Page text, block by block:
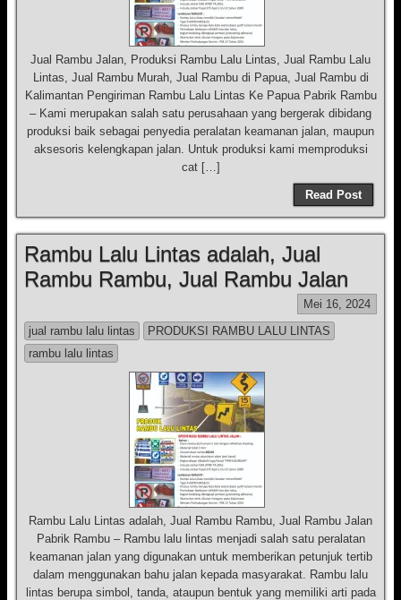
Jual Rambu Jalan, Produksi Rambu Lalu Lintas, Jual Rambu Lalu
Lintas, Jual Rambu Murah, Jual Rambu di Papua, Jual Rambu di
Kalimantan Pengiriman Rambu Lalu Lintas Ke Papua Pabrik Rambu
– Kami merupakan salah satu perusahaan yang bergerak dibidang
produksi baik sebagai penyedia peralatan keamanan jalan, maupun
aksesoris kelengkapan jalan. Untuk produksi kami memproduksi
cat […]
Read Post
Rambu Lalu Lintas adalah, Jual
Rambu Rambu, Jual Rambu Jalan
Mei 16, 2024
jual rambu lalu lintas
PRODUKSI RAMBU LALU LINTAS
rambu lalu lintas
Rambu Lalu Lintas adalah, Jual Rambu Rambu, Jual Rambu Jalan
Pabrik Rambu – Rambu lalu lintas menjadi salah satu peralatan
keamanan jalan yang digunakan untuk memberikan petunjuk tertib
dalam menggunakan bahu jalan kepada masyarakat. Rambu lalu
lintas berupa simbol, tanda, ataupun bentuk yang memiliki arti pada